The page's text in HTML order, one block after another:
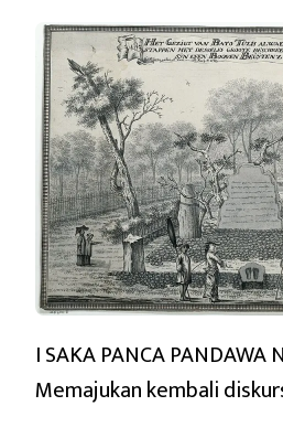
SAKA
PANCA
PANDAWA
NGEMBAN
BUMI:
I SAKA PANCA PANDAWA
Memajukan kembali